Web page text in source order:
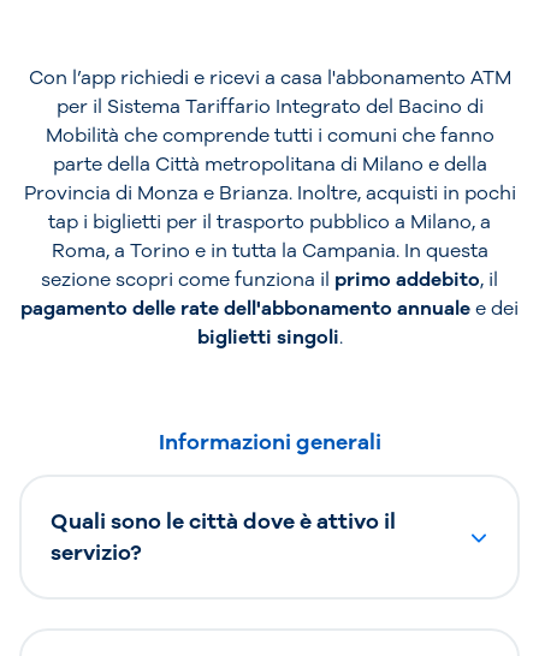
Con l’app richiedi e ricevi a casa l'abbonamento ATM
per il Sistema Tariffario Integrato del Bacino di
Mobilità che comprende tutti i comuni che fanno
parte della Città metropolitana di Milano e della
Provincia di Monza e Brianza. Inoltre, acquisti in pochi
tap i biglietti per il trasporto pubblico a Milano, a
Roma, a Torino e in tutta la Campania. In questa
sezione scopri come funziona il primo addebito, il
pagamento delle rate dell'abbonamento annualee dei
biglietti singoli.
Informazioni generali
Quali sono le città dove è attivo il
servizio?